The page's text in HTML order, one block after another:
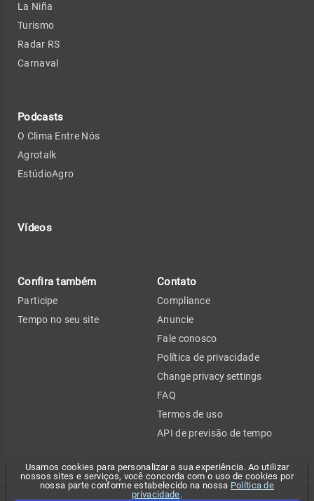
Usamos cookies para personalizar a sua experiência. Ao utilizar
nossos sites e serviços, você concorda com o uso de cookies por
nossa parte conforme estabelecido na nossa Política de
privacidade.
La Niña
Turismo
Radar RS
Carnaval
Podcasts
O Clima Entre Nós
Agrotalk
EstúdioAgro
Vídeos
Confira também
Participe
Tempo no seu site
Contato
Compliance
Anuncie
Fale conosco
Política de privacidade
Change privacy settings
FAQ
Termos de uso
API de previsão de tempo